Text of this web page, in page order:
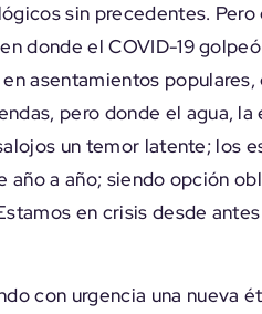
sin precedentes. Pero
donde el COVID-19
asentamientos
pero donde el agua,
un temor latente; los
a año; siendo opción
en crisis desde
con urgencia una nueva